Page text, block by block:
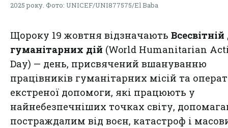
2025 року. Фото: UNICEF/UNI877575/El Baba
Щороку 19 жовтня відзначають
гуманітарних дій (World Humanitarian
Day) — день, присвячений вшануванню
працівників гуманітарних місій та
екстреної допомоги, які працюють у
найнебезпечніших точках світу,
постраждалим від воєн, катастроф і